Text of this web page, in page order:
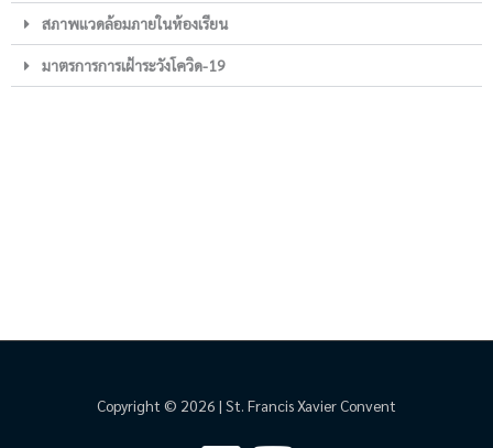
สภาพแวดล้อมภายในห้องเรียน
มาตรการการเฝ้าระวังโควิด-19
Copyright © 2026 | St. Francis Xavier Convent